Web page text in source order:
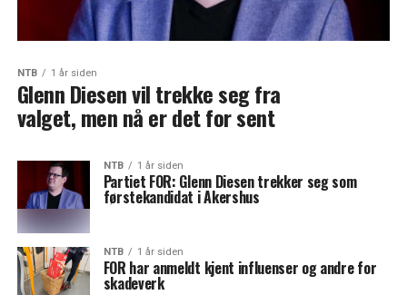
NTB 1 år siden
Glenn Diesen vil trekke seg fra
valget, men nå er det for sent
NTB 1 år siden
Partiet FOR: Glenn Diesen trekker seg som
førstekandidat i Akershus
NTB 1 år siden
FOR har anmeldt kjent influenser og andre for
skadeverk